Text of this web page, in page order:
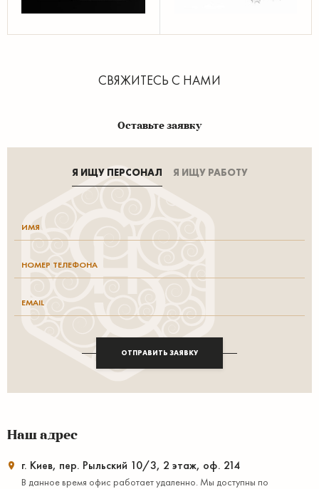
СВЯЖИТЕСЬ С НАМИ
Оставьте заявку
Я ИЩУ ПЕРСОНАЛ Я ИЩУ РАБОТУ
ОТПРАВИТЬ ЗАЯВКУ
Наш адрес
г. Киев, пер. Рыльский 10/3, 2 этаж, оф. 214
В данное время офис работает удаленно. Мы доступны по